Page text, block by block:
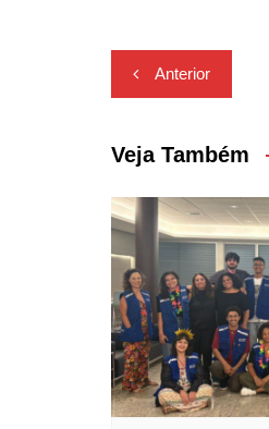
Navegação
de
Post
Anterior
Veja Também